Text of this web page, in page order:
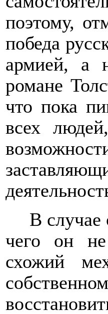
поэтому,
победа
армией, а
романе
что пока
всех
В случае
чего он не
схожий